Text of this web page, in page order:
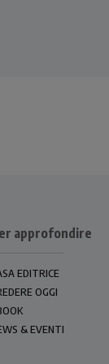
approfondire
EDITRICE
OGGI
& EVENTI